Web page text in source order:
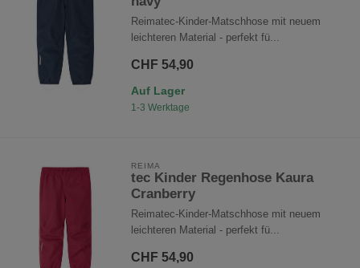
Reimatec-Kinder-Matschhose mit neuem
leichteren Material - perfekt fü...
CHF 54,90
Auf Lager
1-3 Werktage
REIMA
tec Kinder Regenhose Kaura
Cranberry
Reimatec-Kinder-Matschhose mit neuem
leichteren Material - perfekt fü...
CHF 54,90